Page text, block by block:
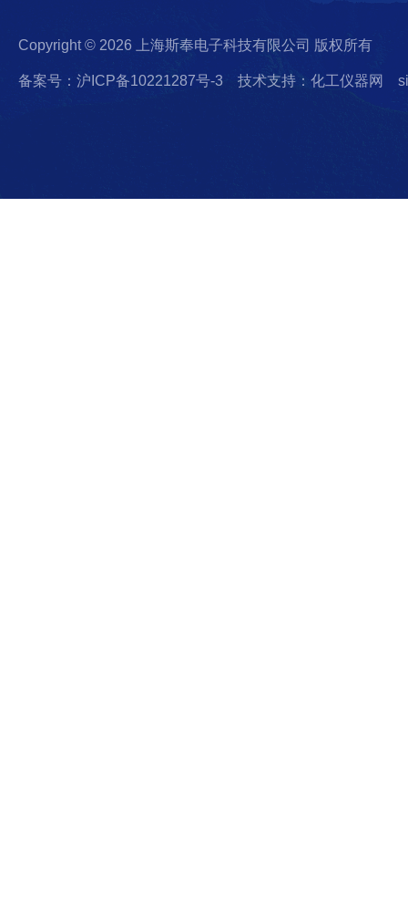
Copyright © 2026 上海斯奉电子科技有限公司 版权所有
备案号：沪ICP备10221287号-3 技术支持：化工仪器网